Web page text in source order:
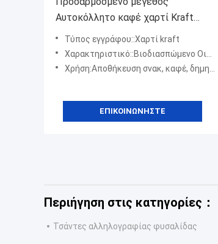
Αυτοκόλλητο καφέ χαρτί Kraft
σακούλες τετραγωνικού πυθμένα
Περιβαλλοντικά φιλική
συσκευασία ανακυκλώσιμη για
Τύπος εγγράφου::Χαρτί kraft
Χαρακτηριστικό::Βιοδιασπώμενο Οικολογικό
Χρήση:Αποθήκευση σνακ, καφέ, δημητριακών, ξηρών καρπών
ΕΠΙΚΟΙΝΩΝΉΣΤΕ
Περιήγηση στις κατηγορίες：
Τσάντες αλληλογραφίας φυσαλίδας